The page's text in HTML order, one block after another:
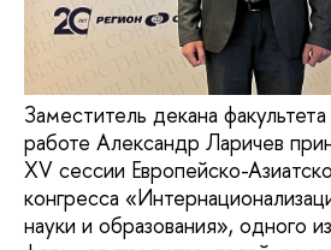
Заместитель декана
работе Александр Ларичев
XV сессии Европейско-
конгресса
науки и образования», одного